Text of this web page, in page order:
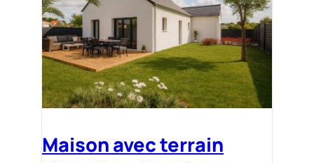
Maison avec terrain